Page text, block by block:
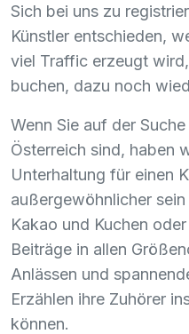
Sich bei uns zu
Künstler entschieden,
viel Traffic erzeugt
buchen, dazu noch
Wenn Sie auf der
Österreich sind, haben
Unterhaltung für einen
außergewöhnlicher
Kakao und Kuchen
Beiträge in allen
Anlässen und
Erzählen ihre Zuhörer
können.